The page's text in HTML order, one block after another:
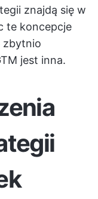
znajdą się w
te koncepcje
zbytnio
jest inna.